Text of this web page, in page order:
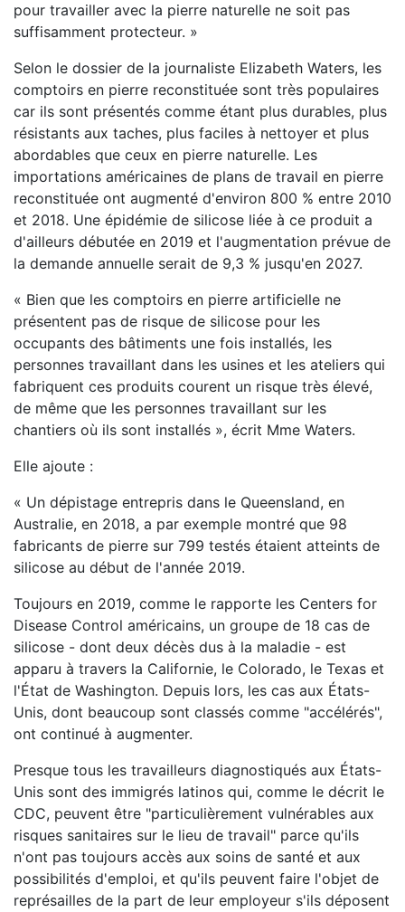
pour travailler avec la pierre naturelle ne soit pas
suffisamment protecteur. »
Selon le dossier de la journaliste Elizabeth Waters, les
comptoirs en pierre reconstituée sont très populaires
car ils sont présentés comme étant plus durables, plus
résistants aux taches, plus faciles à nettoyer et plus
abordables que ceux en pierre naturelle. Les
importations américaines de plans de travail en pierre
reconstituée ont augmenté d'environ 800 % entre 2010
et 2018. Une épidémie de silicose liée à ce produit a
d'ailleurs débutée en 2019 et l'augmentation prévue de
la demande annuelle serait de 9,3 % jusqu'en 2027.
« Bien que les comptoirs en pierre artificielle ne
présentent pas de risque de silicose pour les
occupants des bâtiments une fois installés, les
personnes travaillant dans les usines et les ateliers qui
fabriquent ces produits courent un risque très élevé,
de même que les personnes travaillant sur les
chantiers où ils sont installés », écrit Mme Waters.
Elle ajoute :
« Un dépistage entrepris dans le Queensland, en
Australie, en 2018, a par exemple montré que 98
fabricants de pierre sur 799 testés étaient atteints de
silicose au début de l'année 2019.
Toujours en 2019, comme le rapporte les Centers for
Disease Control américains, un groupe de 18 cas de
silicose - dont deux décès dus à la maladie - est
apparu à travers la Californie, le Colorado, le Texas et
l'État de Washington. Depuis lors, les cas aux États-
Unis, dont beaucoup sont classés comme "accélérés",
ont continué à augmenter.
Presque tous les travailleurs diagnostiqués aux États-
Unis sont des immigrés latinos qui, comme le décrit le
CDC, peuvent être "particulièrement vulnérables aux
risques sanitaires sur le lieu de travail" parce qu'ils
n'ont pas toujours accès aux soins de santé et aux
possibilités d'emploi, et qu'ils peuvent faire l'objet de
représailles de la part de leur employeur s'ils déposent